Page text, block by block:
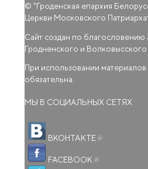
© "Гроденская епархия
Церкви Московского
Сайт создан по благословению
Гродненского и Волковысского
При использовании материалов
обязательна.
МЫ В СОЦИАЛЬНЫХ СЕТЯХ
ВКОНТАКТЕ
FACEBOOK